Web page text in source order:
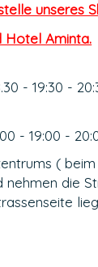
unseres
Hotel Aminta.
- 19:30 -
- 19:00 -
(
die